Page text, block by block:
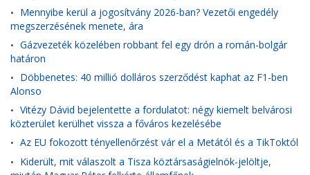
• Mennyibe kerül a jogosítvány 2026-ban? Vezetői engedély
megszerzésének menete, ára
• Gázvezeték közelében robbant fel egy drón a román-bolgár
határon
• Döbbenetes: 40 millió dolláros szerződést kaphat az F1-ben
Alonso
• Vitézy Dávid bejelentette a fordulatot: négy kiemelt belvárosi
közterület kerülhet vissza a főváros kezelésébe
• Az EU fokozott tényellenőrzést vár el a Metától és a TikToktól
• Kiderült, mit válaszolt a Tisza köztársaságielnök-jelöltje,